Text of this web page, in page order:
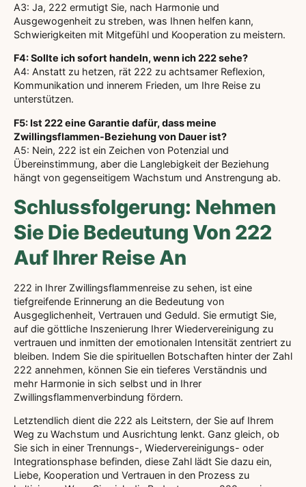
A3: Ja, 222 ermutigt Sie, nach Harmonie und
Ausgewogenheit zu streben, was Ihnen helfen kann,
Schwierigkeiten mit Mitgefühl und Kooperation zu meistern.
F4: Sollte ich sofort handeln, wenn ich 222 sehe?
A4: Anstatt zu hetzen, rät 222 zu achtsamer Reflexion,
Kommunikation und innerem Frieden, um Ihre Reise zu
unterstützen.
F5: Ist 222 eine Garantie dafür, dass meine
Zwillingsflammen-Beziehung von Dauer ist?
A5: Nein, 222 ist ein Zeichen von Potenzial und
Übereinstimmung, aber die Langlebigkeit der Beziehung
hängt von gegenseitigem Wachstum und Anstrengung ab.
Schlussfolgerung: Nehmen
Sie Die Bedeutung Von 222
Auf Ihrer Reise An
222 in Ihrer Zwillingsflammenreise zu sehen, ist eine
tiefgreifende Erinnerung an die Bedeutung von
Ausgeglichenheit, Vertrauen und Geduld. Sie ermutigt Sie,
auf die göttliche Inszenierung Ihrer Wiedervereinigung zu
vertrauen und inmitten der emotionalen Intensität zentriert zu
bleiben. Indem Sie die spirituellen Botschaften hinter der Zahl
222 annehmen, können Sie ein tieferes Verständnis und
mehr Harmonie in sich selbst und in Ihrer
Zwillingsflammenverbindung fördern.
Letztendlich dient die 222 als Leitstern, der Sie auf Ihrem
Weg zu Wachstum und Ausrichtung lenkt. Ganz gleich, ob
Sie sich in einer Trennungs-, Wiedervereinigungs- oder
Integrationsphase befinden, diese Zahl lädt Sie dazu ein,
Liebe, Kooperation und Vertrauen in den Prozess zu